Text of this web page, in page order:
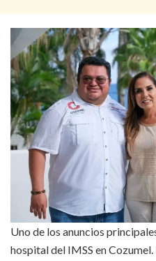
Uno de los anuncios
hospital del IMSS en